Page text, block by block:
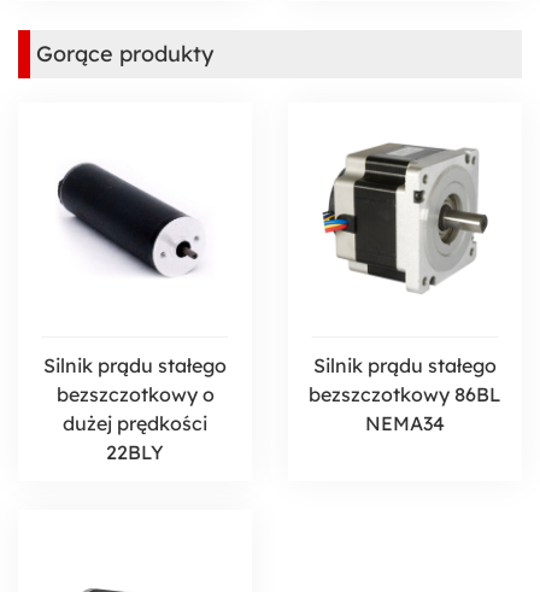
Gorące produkty
Silnik prądu stałego
bezszczotkowy o
dużej prędkości
22BLY
Silnik prądu stałego
bezszczotkowy 86BL
NEMA34